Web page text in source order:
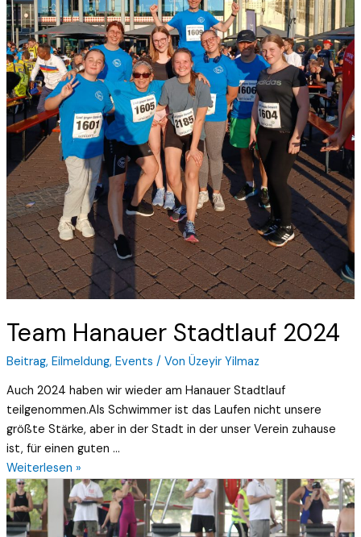
Team Hanauer Stadtlauf 2024
Beitrag, Eilmeldung, Events / Von Üzeyir Yilmaz
Auch 2024 haben wir wieder am Hanauer Stadtlauf
teilgenommen.Als Schwimmer ist das Laufen nicht unsere
größte Stärke, aber in der Stadt in der unser Verein zuhause
ist, für einen guten …
Weiterlesen »
Einladungswettkampf
im
Heinrich